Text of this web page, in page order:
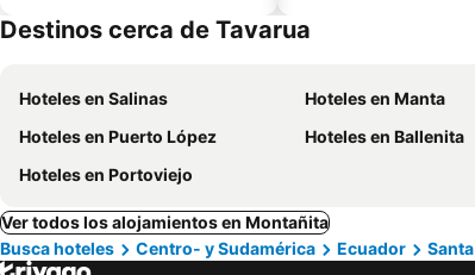
Destinos cerca de Tavarua
Hoteles en Salinas Hoteles en Manta
Hoteles en Puerto López
Hoteles en Ballenita
Hoteles en Portoviejo
Ver todos los alojamientos en Montañita
Busca hoteles
Centro- y Sudamérica Ecuador